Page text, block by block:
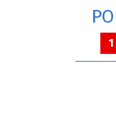
1